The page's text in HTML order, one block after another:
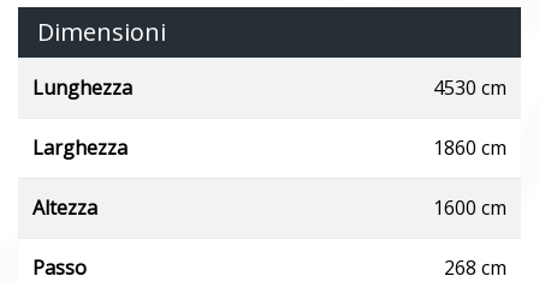
Dimensioni
Lunghezza 4530 cm
Larghezza 1860 cm
Altezza 1600 cm
Passo 268 cm